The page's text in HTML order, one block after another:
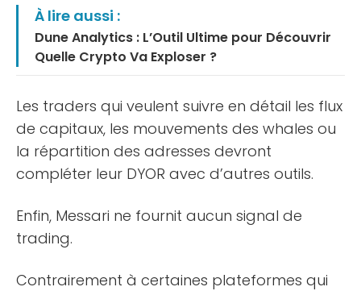
À lire aussi :
Dune Analytics : L’Outil Ultime pour Découvrir
Quelle Crypto Va Exploser ?
Les traders qui veulent suivre en détail les flux
de capitaux, les mouvements des whales ou
la répartition des adresses devront
compléter leur DYOR avec d’autres outils.
Enfin, Messari ne fournit aucun signal de
trading.
Contrairement à certaines plateformes qui